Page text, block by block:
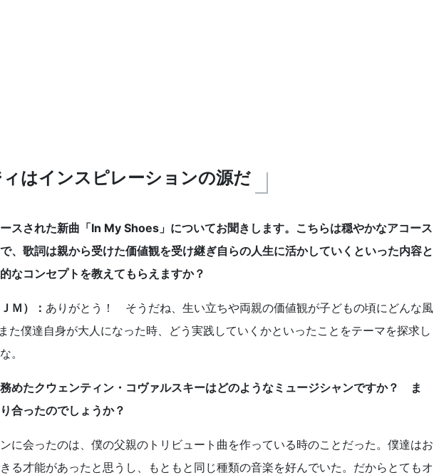
はインスピレーションの源だ
スされた新曲「In My Shoes」についてお聞きします。こちらは穏やかなアコース
、歌詞は親から受けた価値観を受け継ぎ自らの人生に活かしていくといった内容と
なコンセプトを教えてもらえますか？
Ｍ）： ありがとう！ そうだね、生い立ちや両親の価値観が子どもの頃にどんな風
た僕達自身が大人になった時、どう実践していくかといったことをテーマを探求し
。
めたクウェンティン・コヴァルスキーはどのようなミュージシャンですか？ ま
合ったのでしょうか？
に会ったのは、僕の父親のトリビュート曲を作っている時のことだった。僕達はお
る才能があったと思うし、もともと同じ種類の音楽を好んでいた。だからとてもオ